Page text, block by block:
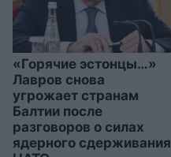
«Горячие эстонцы…»
Лавров снова
угрожает странам
Балтии после
разговоров о силах
ядерного сдерживания